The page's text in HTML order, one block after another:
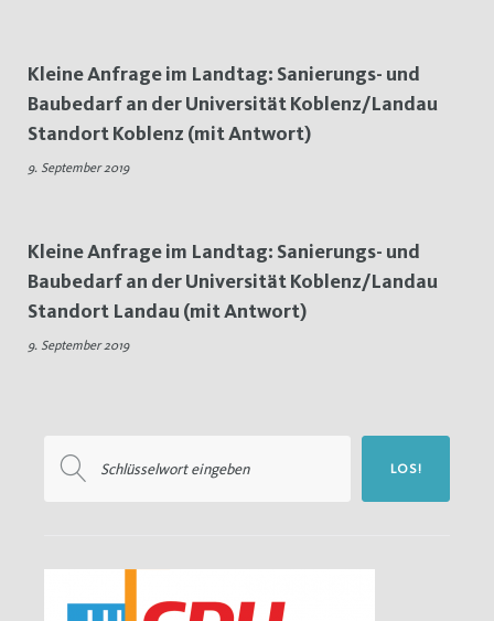
Kleine Anfrage im Landtag: Sanierungs- und
Baubedarf an der Universität Koblenz/Landau
Standort Koblenz (mit Antwort)
9. September 2019
Kleine Anfrage im Landtag: Sanierungs- und
Baubedarf an der Universität Koblenz/Landau
Standort Landau (mit Antwort)
9. September 2019
nach:
LOS!